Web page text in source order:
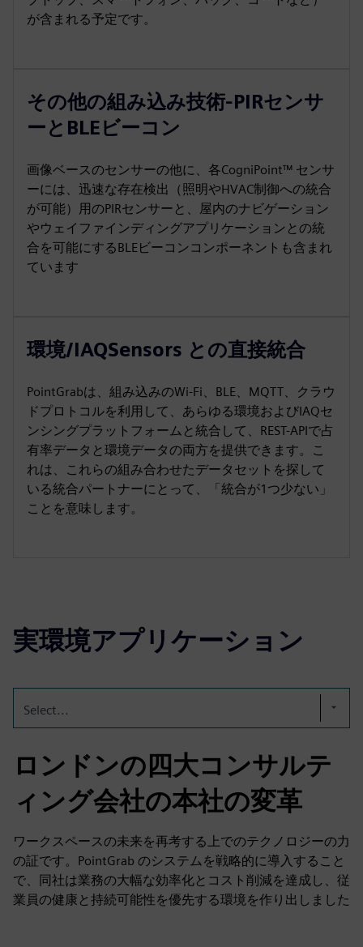
が含まれる予定です。
その他の組み込み技術-PIRセンサ
ーとBLEビーコン
画像ベースのセンサーの他に、各CogniPoint™ センサ
ーには、迅速な存在検出（照明やHVAC制御への統合
が可能）用のPIRセンサーと、屋内のナビゲーション
やウェイファインディングアプリケーションとの統
合を可能にするBLEビーコンコンポーネントも含まれ
ています
環境/IAQSensors との直接統合
PointGrabは、組み込みのWi-Fi、BLE、MQTT、クラウ
ドプロトコルを利用して、あらゆる環境およびIAQセ
ンシングプラットフォームと統合して、REST-APIで占
有率データと環境データの両方を提供できます。こ
れは、これらの組み合わせたデータセットを探して
いる統合パートナーにとって、「統合が1つ少ない」
ことを意味します。
実環境アプリケーション
Select...
ロンドンの四大コンサルテ
ィング会社の本社の変革
ワークスペースの未来を再考する上でのテクノロジーの力
の証です。PointGrab のシステムを戦略的に導入すること
で、同社は業務の大幅な効率化とコスト削減を達成し、従
業員の健康と持続可能性を優先する環境を作り出しました